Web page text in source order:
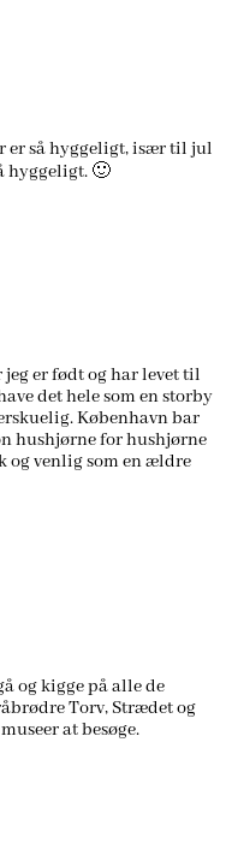
er så hyggeligt, især til jul
hyggeligt. 🙂
er født og har levet til
det hele som en storby
København bar
hushjørne for hushjørne
og venlig som en ældre
og kigge på alle de
Torv, Strædet og
at besøge.